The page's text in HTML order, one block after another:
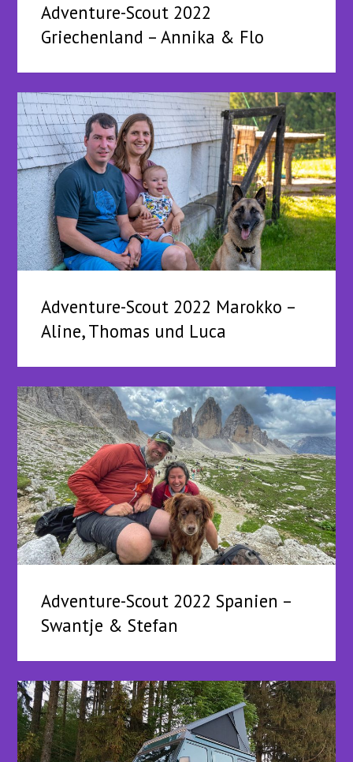
Adventure-Scout 2022
Griechenland – Annika & Flo
Adventure-Scout 2022 Marokko –
Aline, Thomas und Luca
Adventure-Scout 2022 Spanien –
Swantje & Stefan